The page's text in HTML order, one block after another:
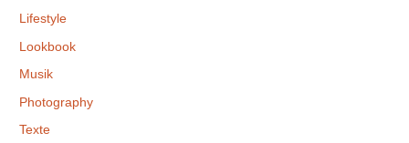
Lifestyle
Lookbook
Musik
Photography
Texte